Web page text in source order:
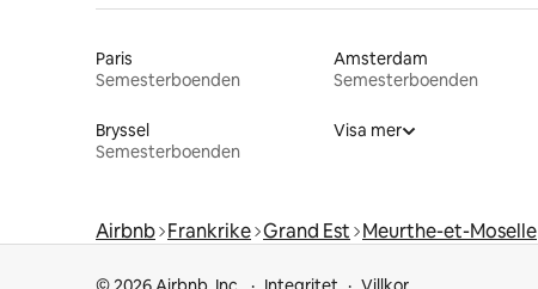
Paris
Semesterboenden
Amsterdam
Semesterboenden
Bryssel
Semesterboenden
Visa mer
Airbnb Frankrike Grand Est Meurthe-et-Moselle